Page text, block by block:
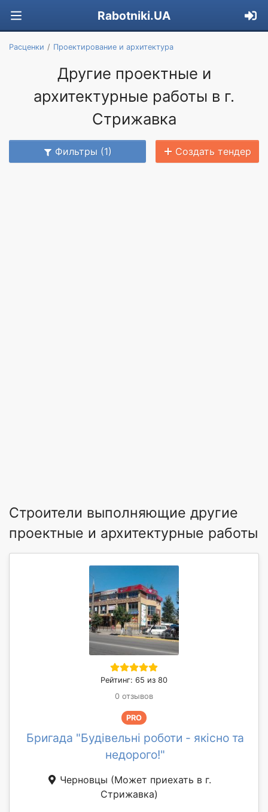
Rabotniki.UA
Расценки Проектирование и архитектура
Другие проектные и
архитектурные работы в г.
Стрижавка
Фильтры (1) Создать тендер
Строители выполняющие другие
проектные и архитектурные работы
Рейтинг: 65 из 80
0 отзывов
PRO
Бригада "Будівельні роботи - якісно та
недорого!"
Черновцы (Может приехать в г.
Стрижавка)